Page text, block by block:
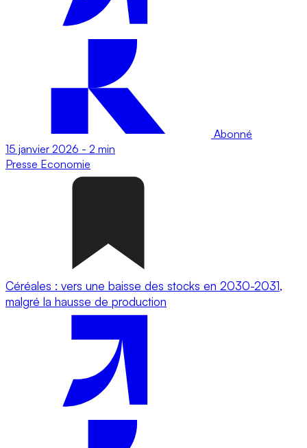
Abonné
15 janvier 2026 - 2 min
Presse Economie
Céréales : vers une baisse des stocks en 2030-2031,
malgré la hausse de production